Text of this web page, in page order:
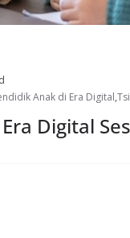
Anak di Era Digital,
Digital